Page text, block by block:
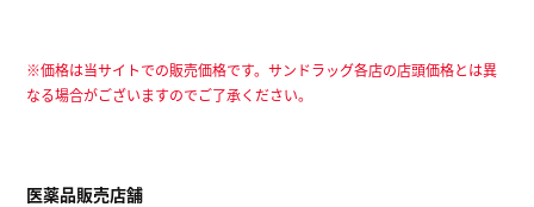
※価格は当サイトでの販売価格です。サンドラッグ各店の店頭価格とは異
なる場合がございますのでご了承ください。
医薬品販売店舗